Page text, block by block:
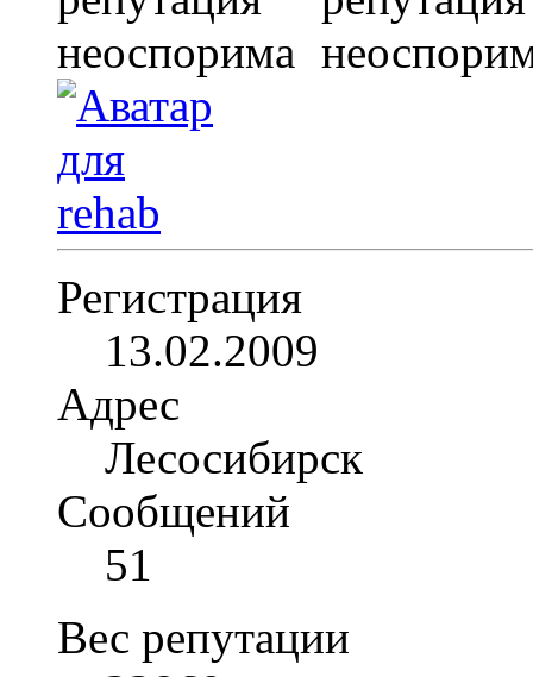
Регистрация
13.02.2009
Адрес
Лесосибирск
Сообщений
51
Вес репутации